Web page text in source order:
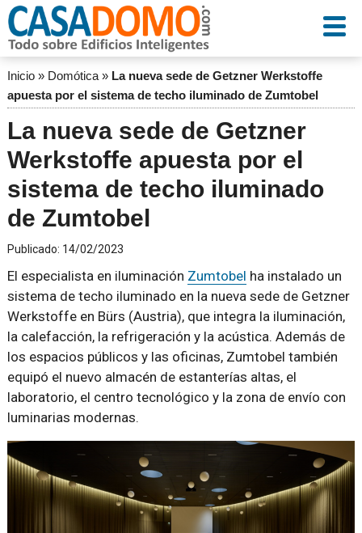
Inicio» Domótica» La nueva sede de Getzner Werkstoffe
apuesta por el sistema de techo iluminado de Zumtobel
La nueva sede de Getzner
Werkstoffe apuesta por el
sistema de techo iluminado
de Zumtobel
Publicado: 14/02/2023
El especialista en iluminación Zumtobel ha instalado un
sistema de techo iluminado en la nueva sede de Getzner
Werkstoffe en Bürs (Austria), que integra la iluminación,
la calefacción, la refrigeración y la acústica. Además de
los espacios públicos y las oficinas, Zumtobel también
equipó el nuevo almacén de estanterías altas, el
laboratorio, el centro tecnológico y la zona de envío con
luminarias modernas.